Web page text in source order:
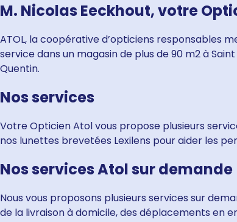
M. Nicolas Eeckhout, votre
ATOL, la coopérative d’opticiens responsables
service dans un magasin de plus de 90 m2 à
Quentin.
Nos services
Votre Opticien Atol vous propose plusieurs
nos lunettes brevetées Lexilens pour aider les
Nos services Atol sur demande
Nous vous proposons plusieurs services sur
de la livraison à domicile, des déplacements en